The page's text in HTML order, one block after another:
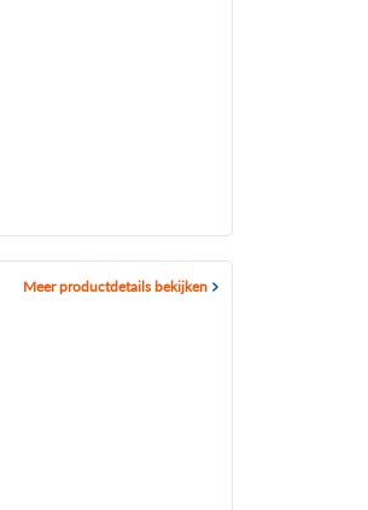
Meer productdetails bekijken